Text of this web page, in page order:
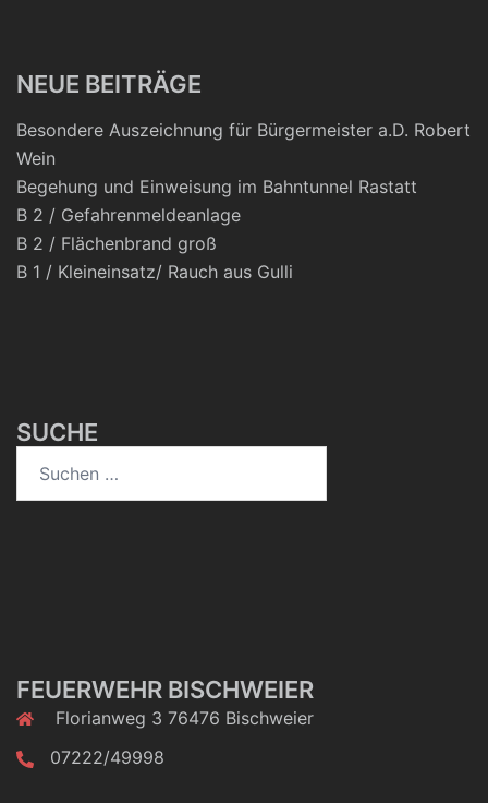
NEUE BEITRÄGE
Besondere Auszeichnung für Bürgermeister a.D. Robert
Wein
Begehung und Einweisung im Bahntunnel Rastatt
B 2 / Gefahrenmeldeanlage
B 2 / Flächenbrand groß
B 1 / Kleineinsatz/ Rauch aus Gulli
SUCHE
FEUERWEHR BISCHWEIER
Florianweg 3 76476 Bischweier
07222/49998